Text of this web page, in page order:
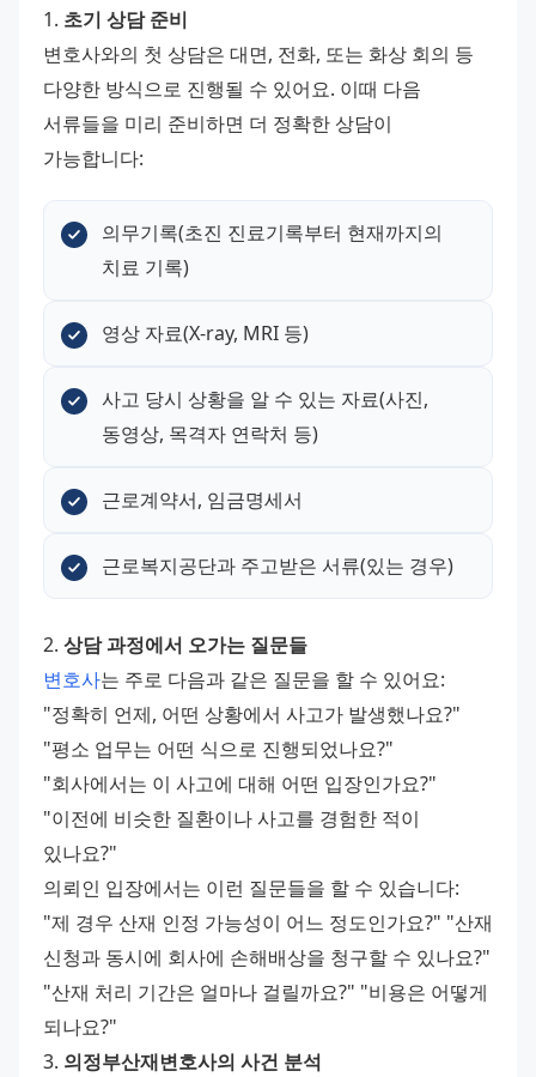
1. 초기 상담 준비
변호사와의 첫 상담은 대면, 전화, 또는 화상 회의 등
다양한 방식으로 진행될 수 있어요. 이때 다음
서류들을 미리 준비하면 더 정확한 상담이
가능합니다:
의무기록(초진 진료기록부터 현재까지의
치료 기록)
영상 자료(X-ray, MRI 등)
사고 당시 상황을 알 수 있는 자료(사진,
동영상, 목격자 연락처 등)
근로계약서, 임금명세서
근로복지공단과 주고받은 서류(있는 경우)
2. 상담 과정에서 오가는 질문들
변호사는 주로 다음과 같은 질문을 할 수 있어요:
"정확히 언제, 어떤 상황에서 사고가 발생했나요?"
"평소 업무는 어떤 식으로 진행되었나요?"
"회사에서는 이 사고에 대해 어떤 입장인가요?"
"이전에 비슷한 질환이나 사고를 경험한 적이
있나요?"
의뢰인 입장에서는 이런 질문들을 할 수 있습니다:
"제 경우 산재 인정 가능성이 어느 정도인가요?" "산재
신청과 동시에 회사에 손해배상을 청구할 수 있나요?"
"산재 처리 기간은 얼마나 걸릴까요?" "비용은 어떻게
되나요?"
3. 의정부산재변호사의 사건 분석